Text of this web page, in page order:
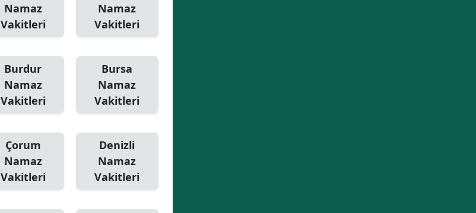
Namaz
Vakitleri
Namaz
Vakitleri
Burdur
Namaz
Vakitleri
Bursa
Namaz
Vakitleri
Çorum
Namaz
Vakitleri
Denizli
Namaz
Vakitleri